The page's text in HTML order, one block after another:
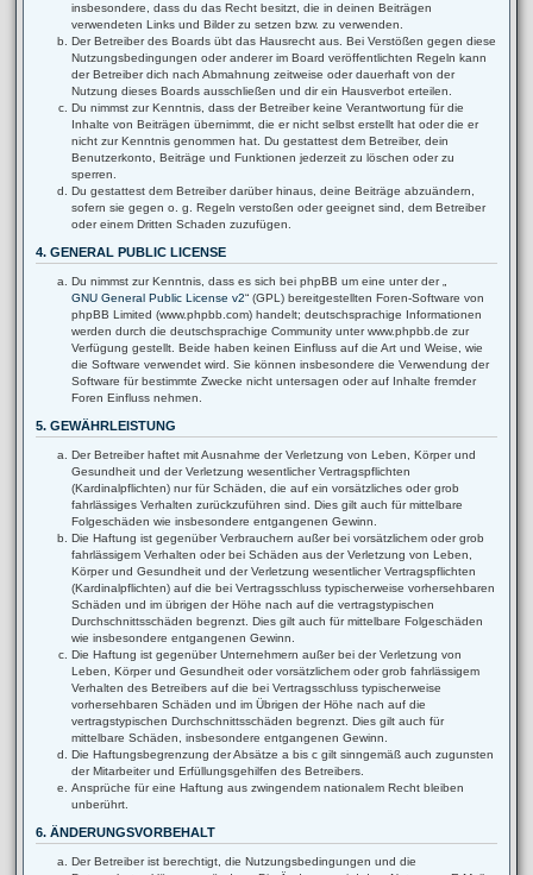
insbesondere, dass du das Recht besitzt, die in deinen Beiträgen
verwendeten Links und Bilder zu setzen bzw. zu verwenden.
Der Betreiber des Boards übt das Hausrecht aus. Bei Verstößen gegen diese
Nutzungsbedingungen oder anderer im Board veröffentlichten Regeln kann
der Betreiber dich nach Abmahnung zeitweise oder dauerhaft von der
Nutzung dieses Boards ausschließen und dir ein Hausverbot erteilen.
Du nimmst zur Kenntnis, dass der Betreiber keine Verantwortung für die
Inhalte von Beiträgen übernimmt, die er nicht selbst erstellt hat oder die er
nicht zur Kenntnis genommen hat. Du gestattest dem Betreiber, dein
Benutzerkonto, Beiträge und Funktionen jederzeit zu löschen oder zu
sperren.
Du gestattest dem Betreiber darüber hinaus, deine Beiträge abzuändern,
sofern sie gegen o. g. Regeln verstoßen oder geeignet sind, dem Betreiber
oder einem Dritten Schaden zuzufügen.
4. GENERAL PUBLIC LICENSE
Du nimmst zur Kenntnis, dass es sich bei phpBB um eine unter der „
GNU General Public License v2“ (GPL) bereitgestellten Foren-Software von
phpBB Limited (www.phpbb.com) handelt; deutschsprachige Informationen
werden durch die deutschsprachige Community unter www.phpbb.de zur
Verfügung gestellt. Beide haben keinen Einfluss auf die Art und Weise, wie
die Software verwendet wird. Sie können insbesondere die Verwendung der
Software für bestimmte Zwecke nicht untersagen oder auf Inhalte fremder
Foren Einfluss nehmen.
5. GEWÄHRLEISTUNG
Der Betreiber haftet mit Ausnahme der Verletzung von Leben, Körper und
Gesundheit und der Verletzung wesentlicher Vertragspflichten
(Kardinalpflichten) nur für Schäden, die auf ein vorsätzliches oder grob
fahrlässiges Verhalten zurückzuführen sind. Dies gilt auch für mittelbare
Folgeschäden wie insbesondere entgangenen Gewinn.
Die Haftung ist gegenüber Verbrauchern außer bei vorsätzlichem oder grob
fahrlässigem Verhalten oder bei Schäden aus der Verletzung von Leben,
Körper und Gesundheit und der Verletzung wesentlicher Vertragspflichten
(Kardinalpflichten) auf die bei Vertragsschluss typischerweise vorhersehbaren
Schäden und im übrigen der Höhe nach auf die vertragstypischen
Durchschnittsschäden begrenzt. Dies gilt auch für mittelbare Folgeschäden
wie insbesondere entgangenen Gewinn.
Die Haftung ist gegenüber Unternehmern außer bei der Verletzung von
Leben, Körper und Gesundheit oder vorsätzlichem oder grob fahrlässigem
Verhalten des Betreibers auf die bei Vertragsschluss typischerweise
vorhersehbaren Schäden und im Übrigen der Höhe nach auf die
vertragstypischen Durchschnittsschäden begrenzt. Dies gilt auch für
mittelbare Schäden, insbesondere entgangenen Gewinn.
Die Haftungsbegrenzung der Absätze a bis c gilt sinngemäß auch zugunsten
der Mitarbeiter und Erfüllungsgehilfen des Betreibers.
Ansprüche für eine Haftung aus zwingendem nationalem Recht bleiben
unberührt.
6. ÄNDERUNGSVORBEHALT
Der Betreiber ist berechtigt, die Nutzungsbedingungen und die